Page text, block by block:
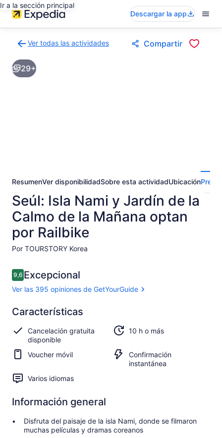
Ir a la sección principal
Descargar la app
Ver todas las actividades
a
la
página
Compartir
29+
ResumenVer disponibilidadSobre esta actividadUbicación
Seúl: Isla Nami y Jardín de la
Calmo de la Mañana optan
por Railbike
Por TOURSTORY Korea
Opiniones
9,69,6 de 10
Excepcional
Ver las 395 opiniones de GetYourGuide
9.69.6 de 10
Excepcional
Ver las 395
opiniones de
GetYourGuide
Características
Cancelación gratuita
disponible
10 h o más
Voucher móvil
Confirmación
instantánea
Varios idiomas
Información general
Disfruta del paisaje de la isla Nami, donde se filmaron
muchas películas y dramas coreanos